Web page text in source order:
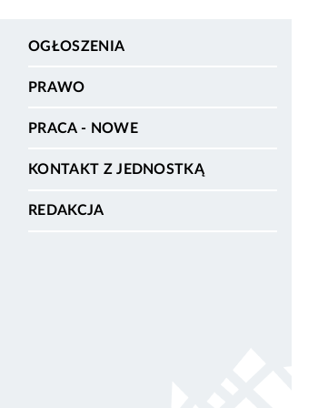
OGŁOSZENIA
PRAWO
PRACA - NOWE
KONTAKT Z JEDNOSTKĄ
REDAKCJA